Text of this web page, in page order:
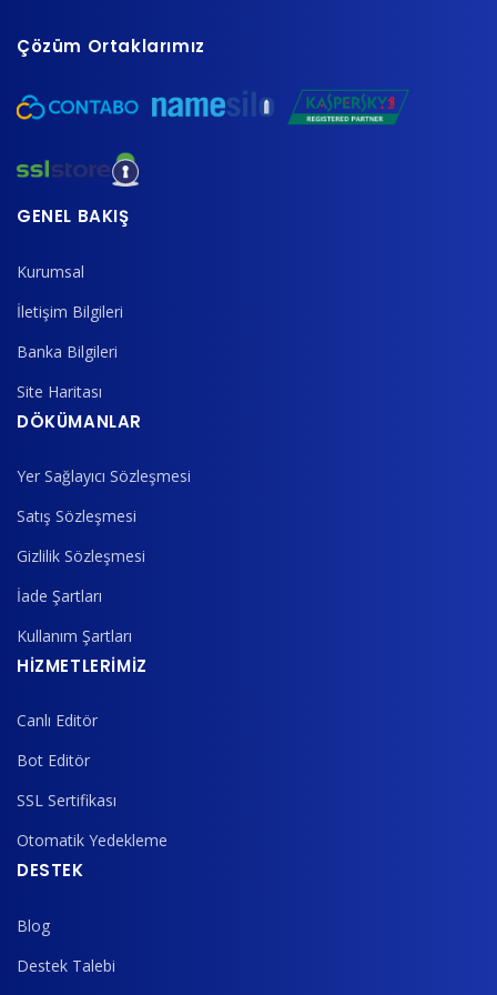
Çözüm Ortaklarımız
GENEL BAKIŞ
Kurumsal
İletişim Bilgileri
Banka Bilgileri
Site Haritası
DÖKÜMANLAR
Yer Sağlayıcı Sözleşmesi
Satış Sözleşmesi
Gizlilik Sözleşmesi
İade Şartları
Kullanım Şartları
HİZMETLERİMİZ
Canlı Editör
Bot Editör
SSL Sertifikası
Otomatik Yedekleme
DESTEK
Blog
Destek Talebi